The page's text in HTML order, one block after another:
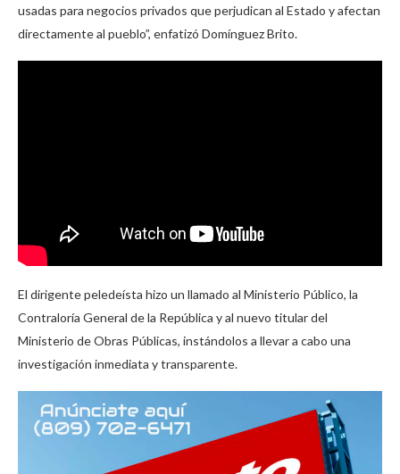
usadas para negocios privados que perjudican al Estado y afectan
directamente al pueblo”, enfatizó Domínguez Brito.
El dirigente peledeísta hizo un llamado al Ministerio Público, la
Contraloría General de la República y al nuevo titular del
Ministerio de Obras Públicas, instándolos a llevar a cabo una
investigación inmediata y transparente.